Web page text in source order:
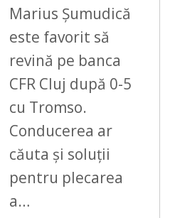
Marius Șumudică
este favorit să
revină pe banca
CFR Cluj după 0-5
cu Tromso.
Conducerea ar
căuta și soluții
pentru plecarea
a…